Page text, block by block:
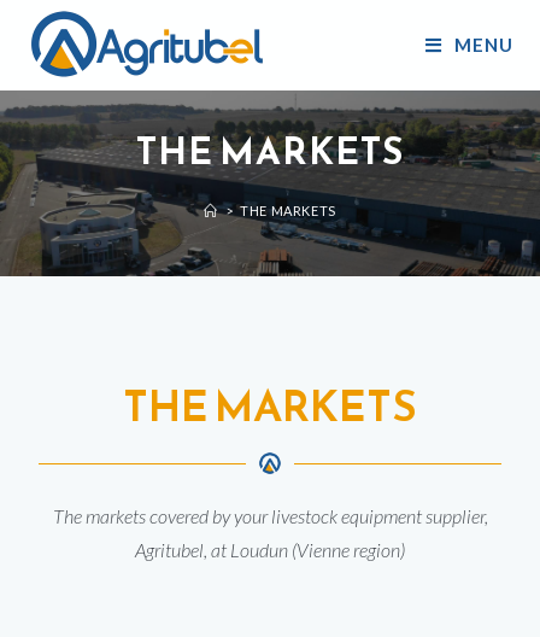
MENU
THE MARKETS
> THE MARKETS
THE MARKETS
The markets covered by your livestock equipment supplier,
Agritubel, at Loudun (Vienne region)